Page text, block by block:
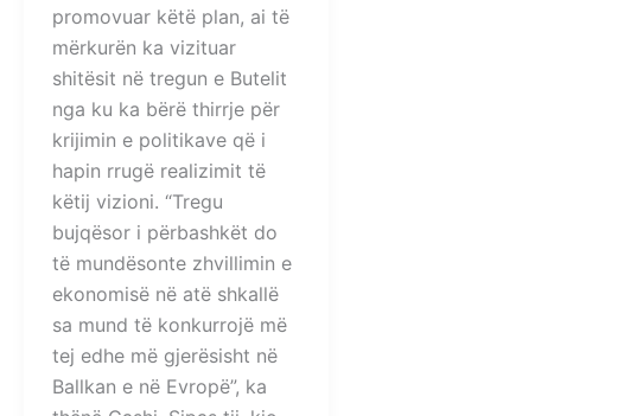
promovuar këtë plan, ai të
mërkurën ka vizituar
shitësit në tregun e Butelit
nga ku ka bërë thirrje për
krijimin e politikave që i
hapin rrugë realizimit të
këtij vizioni. “Tregu
bujqësor i përbashkët do
të mundësonte zhvillimin e
ekonomisë në atë shkallë
sa mund të konkurrojë më
tej edhe më gjerësisht në
Ballkan e në Evropë”, ka